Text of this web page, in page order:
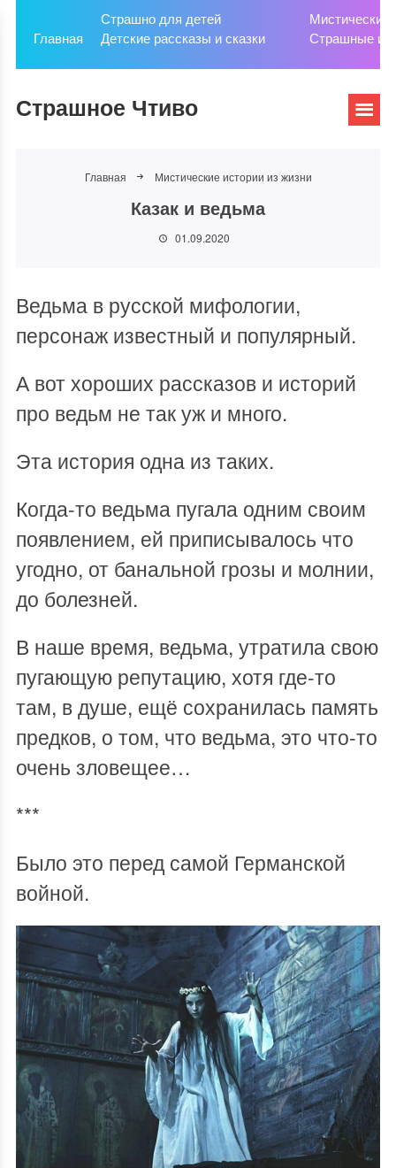
Главная
Страшно для детей
Детские рассказы и сказки
Мистические
Страшные
Страшное Чтиво
Главная Мистические истории из жизни
Казак и ведьма
01.09.2020
Ведьма в русской мифологии,
персонаж известный и популярный.
А вот хороших рассказов и историй
про ведьм не так уж и много.
Эта история одна из таких.
Когда-то ведьма пугала одним своим
появлением, ей приписывалось что
угодно, от банальной грозы и молнии,
до болезней.
В наше время, ведьма, утратила свою
пугающую репутацию, хотя где-то
там, в душе, ещё сохранилась память
предков, о том, что ведьма, это что-то
очень зловещее…
***
Было это перед самой Германской
войной.